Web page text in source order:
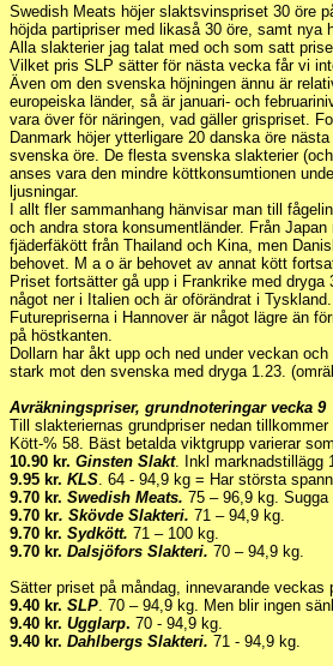
Swedish Meats höjer slaktsvinspriset 30 öre
höjda partipriser med likaså 30 öre, samt nya
Alla slakterier jag talat med och som satt
Vilket pris SLP sätter för nästa vecka får vi
Även om den svenska höjningen ännu är
europeiska länder, så är januari- och
vara över för näringen, vad gäller grispriset.
Danmark höjer ytterligare 20 danska öre
svenska öre. De flesta svenska slakterier
anses vara den mindre köttkonsumtionen
ljusningar.
I allt fler sammanhang hänvisar man till
och andra stora konsumentländer. Från
fjäderfäkött från Thailand och Kina, men
behovet. M a o är behovet av annat kött
Priset fortsätter gå upp i Frankrike med
något ner i Italien och är oförändrat i Tyskland.
Futurepriserna i Hannover är något lägre än
på höstkanten.
Dollarn har åkt upp och ned under veckan
stark mot den svenska med dryga 1.23.
Avräkningspriser, grundnoteringar vecka 9
Till slakteriernas grundpriser nedan
Kött-% 58. Bäst betalda viktgrupp varierar
10.90 kr. Ginsten Slakt. Inkl marknadstillägg
9.95 kr. KLS . 64 - 94,9 kg = Har största
9.70 kr. Swedish Meats. 75 – 96,9 kg.
9.70 kr. Skövde Slakteri. 71 – 94,9 kg.
9.70 kr. Sydkött. 71 – 100 kg.
9.70 kr. Dalsjöfors Slakteri. 70 – 94,9 kg.
Sätter priset på måndag, innevarande veckas
9.40 kr. SLP . 70 – 94,9 kg. Men blir ingen
9.40 kr. Ugglarp. 70 - 94,9 kg.
9.40 kr. Dahlbergs Slakteri. 71 - 94,9 kg.